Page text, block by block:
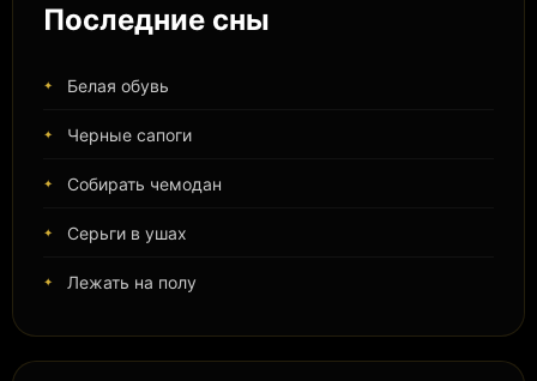
Последние сны
Белая обувь
Черные сапоги
Собирать чемодан
Серьги в ушах
Лежать на полу